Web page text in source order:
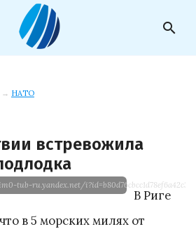
search
→ НАТО
встревожила
tub-ru.yandex.net/
В Риге
в 5 морских милях от